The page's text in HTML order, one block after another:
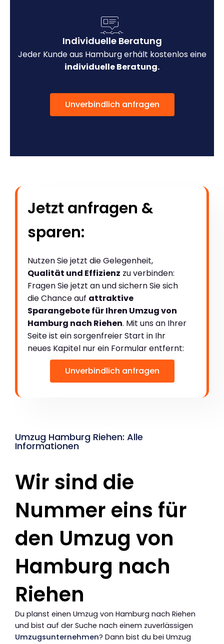
Individuelle Beratung
Jeder Kunde aus Hamburg erhält kostenlos eine
individuelle Beratung.
Unverbindlich anfragen
Jetzt anfragen &
sparen:
Nutzen Sie jetzt die Gelegenheit,
Qualität und Effizienz zu verbinden:
Fragen Sie jetzt an und sichern Sie sich
die Chance auf attraktive
Sparangebote für Ihren Umzug von
Hamburg nach Riehen. Mit uns an Ihrer
Seite ist ein sorgenfreier Start in Ihr
neues Kapitel nur ein Formular entfernt:
Unverbindlich anfragen
Umzug Hamburg Riehen: Alle
Informationen
Wir sind die
Nummer eins für
den Umzug von
Hamburg nach
Riehen
Du planst einen Umzug von Hamburg nach Riehen
und bist auf der Suche nach einem zuverlässigen
Umzugsunternehmen? Dann bist du bei Umzug